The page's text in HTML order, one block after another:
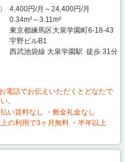
4,400円/月～24,400円/月
0.34m²～3.11m²
東京都練馬区大泉学園町6-18-43
宇野ビルB1
西武池袋線 大泉学園駅 徒歩 31分
電話でお伝えいただくとどなたで
。
い賃料なし ・敷金礼金なし
の利用で3ヶ月無料 ・半年以上